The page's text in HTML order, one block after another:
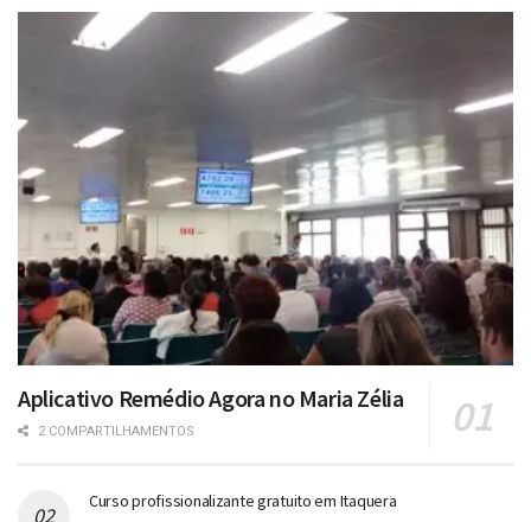
Aplicativo Remédio Agora no Maria Zélia
2 COMPARTILHAMENTOS
Curso profissionalizante gratuito em Itaquera